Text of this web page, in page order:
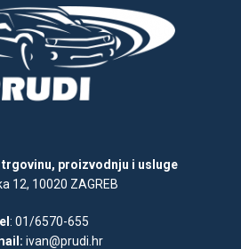
trgovinu, proizvodnju i usluge
12, 10020 ZAGREB
: 01/6570-655
ivan@prudi.hr